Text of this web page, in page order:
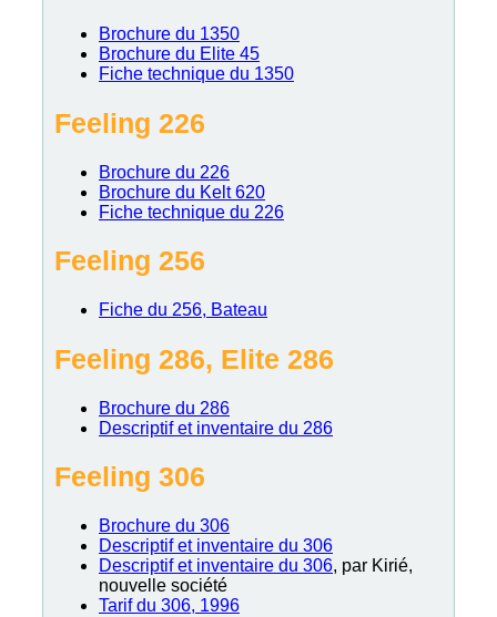
Brochure du 1350
Brochure du Elite 45
Fiche technique du 1350
Feeling 226
Brochure du 226
Brochure du Kelt 620
Fiche technique du 226
Feeling 256
Fiche du 256, Bateau
Feeling 286, Elite 286
Brochure du 286
Descriptif et inventaire du 286
Feeling 306
Brochure du 306
Descriptif et inventaire du 306
Descriptif et inventaire du 306, par Kirié,
nouvelle société
Tarif du 306, 1996